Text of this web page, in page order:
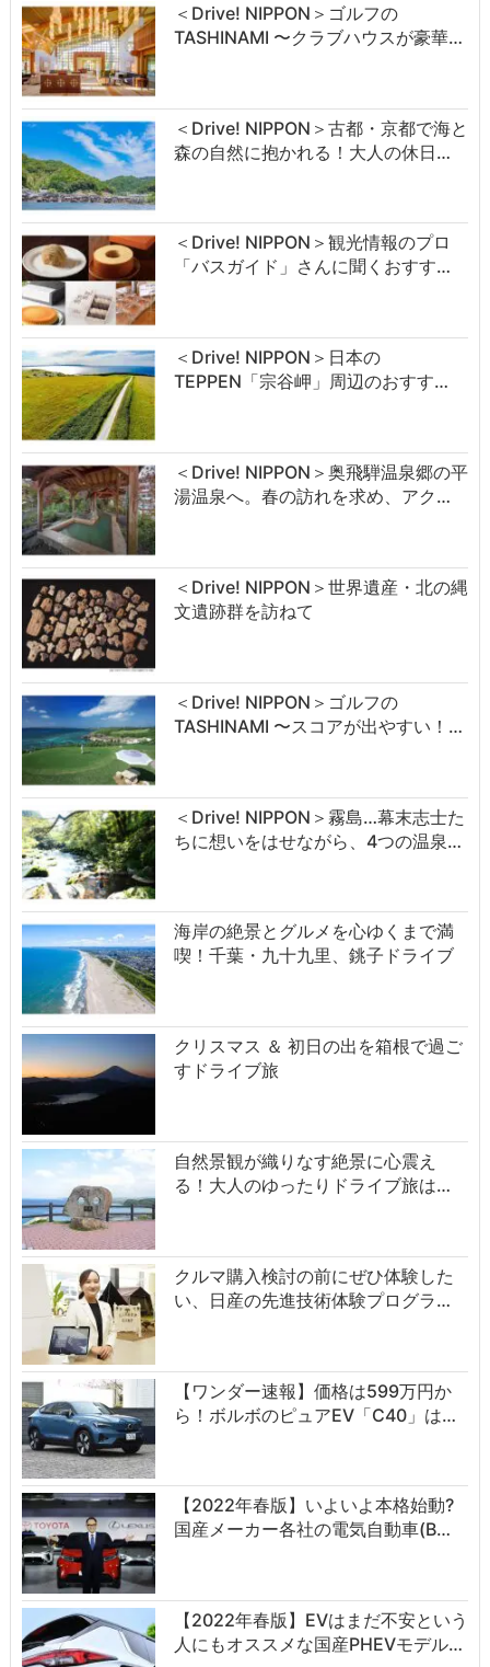
＜Drive! NIPPON＞ゴルフの
TASHINAMI 〜クラブハウスが豪華…
＜Drive! NIPPON＞古都・京都で海と
森の自然に抱かれる！大人の休日…
＜Drive! NIPPON＞観光情報のプロ
「バスガイド」さんに聞くおすす…
＜Drive! NIPPON＞日本の
TEPPEN「宗谷岬」周辺のおすす…
＜Drive! NIPPON＞奥飛騨温泉郷の平
湯温泉へ。春の訪れを求め、アク…
＜Drive! NIPPON＞世界遺産・北の縄
文遺跡群を訪ねて
＜Drive! NIPPON＞ゴルフの
TASHINAMI 〜スコアが出やすい！…
＜Drive! NIPPON＞霧島…幕末志士た
ちに想いをはせながら、4つの温泉…
海岸の絶景とグルメを心ゆくまで満
喫！千葉・九十九里、銚子ドライブ
クリスマス ＆ 初日の出を箱根で過ご
すドライブ旅
自然景観が織りなす絶景に心震え
る！大人のゆったりドライブ旅は…
クルマ購入検討の前にぜひ体験した
い、日産の先進技術体験プログラ…
【ワンダー速報】価格は599万円か
ら！ボルボのピュアEV「C40」は…
【2022年春版】いよいよ本格始動?
国産メーカー各社の電気自動車(B…
【2022年春版】EVはまだ不安という
人にもオススメな国産PHEVモデル…